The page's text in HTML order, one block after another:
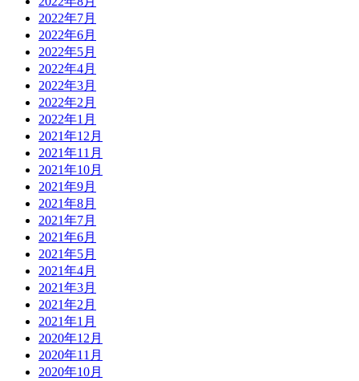
2022年7月
2022年6月
2022年5月
2022年4月
2022年3月
2022年2月
2022年1月
2021年12月
2021年11月
2021年10月
2021年9月
2021年8月
2021年7月
2021年6月
2021年5月
2021年4月
2021年3月
2021年2月
2021年1月
2020年12月
2020年11月
2020年10月